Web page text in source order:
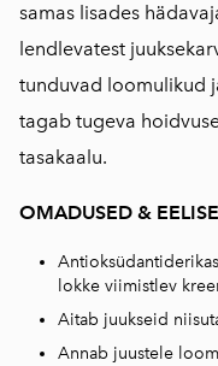
samas lisades
lendlevatest
tunduvad loomulikud
tagab tugeva
tasakaalu.
OMADUSED &
lokke viimistlev
Aitab juukseid
Annab juustele